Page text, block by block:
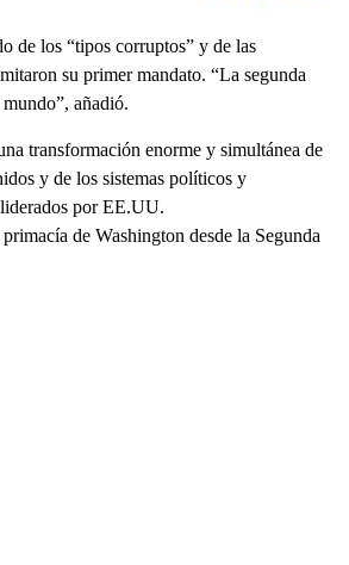
de los “tipos corruptos” y de las
su primer mandato. “La segunda
añadió.
transformación enorme y simultánea de
y de los sistemas políticos y
por EE.UU.
de Washington desde la Segunda